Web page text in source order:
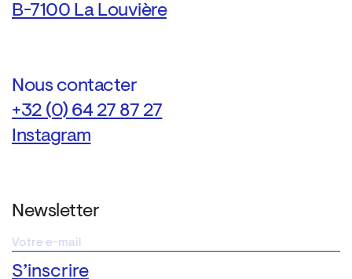
B-7100 La Louvière
Nous contacter
+32 (0) 64 27 87 27
Instagram
Newsletter